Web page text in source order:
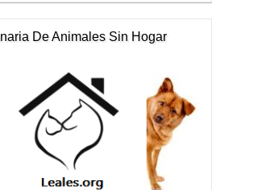
De Animales Sin Hogar